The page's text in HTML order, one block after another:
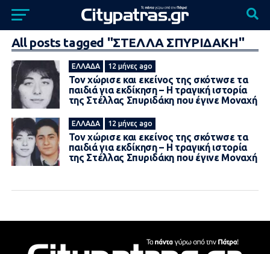
All posts tagged "ΣΤΕΛΛΑ ΣΠΥΡΙΔΑΚΗ"
ΕΛΛΆΔΑ 12 μήνες ago
Τον χώρισε και εκείνος της σκότwσε τα
παιδιά για εκδίκηση – Η τραγική ιστορία
της Στέλλας Σπυριδάκη που έγινε Μοναχή
ΕΛΛΆΔΑ 12 μήνες ago
Τον χώρισε και εκείνος της σκότwσε τα
παιδιά για εκδίκηση – Η τραγική ιστορία
της Στέλλας Σπυριδάκη που έγινε Μοναχή